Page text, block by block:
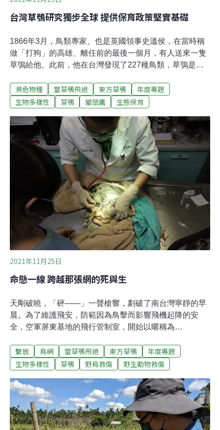
台灣草鴞研究獨步全球 提供保育政策堅實基礎
1866年3月，鳥類專家、也是英國領事史溫侯，在當時稱
做「打狗」的高雄、離任前的最後一個月，有人送來一隻
草鴞給他。此前，他在台灣發現了227種鳥類，草鴞是在
界，草鴞長期以來都還是謎樣的物種。直到近年，我們才
剛剛開始對牠有了稍微多一些的認識。童年初遇草鴞 成就
在醜得很可愛。」早在童年時期，蔡若詩便曾初遇草鴞。
當時住在霧社的蔡若詩，在路邊見到了遭人抓來販賣的草
鴞雛鳥，那幾張望向他的獨特臉龐，讓他久久無法忘懷，
事後忍不住央求知情的大人帶他前往抓捕草鴞的現場。
「那裡是靜觀，比霧社還要更深山些。」早已不見鳥蹤的
巢穴周遭，只見一地的老鼠骨骸。蔡若詩所敘述的這個地
點頗出人意料，居然不在一般所認知的平原或淺山，「那
裡海拔雖高卻不是森林環境，而是崩塌地形，並且視野相
當開闊，其中剛好有一小塊緩坡的高草地，牠的
瀕危物種 當草鴞飛過 東方草鴞
年度專題
生物多樣性
草鴞 貓頭鷹 生態保育
2021年11月25日
命懸一線 跨越那張網的死與生
天剛破曉，「砰——」一聲槍響，劃破了南台灣寧靜的早
晨。為了維護飛安，防範因為鳥擊而影響飛機起降的安
全，空軍屏東基地的飛行管制室，開始以暱稱為
了檢視跑道，巡查機場內為防止飛鳥闖入而架設的鳥網也
是重點工作之一，因過程中有機會發現瀕危的保育類草鴞
草生環境日益縮減，而軍方機場周邊相當空曠，且有大片
草生地，因而成為草鴞棲地環境之一。誤中機場鳥網 分秒
必爭搶生機「中網的鳥最怕在太陽下曝曬，脫水而亡。」
這是有著豐富野生動物救傷經驗的曾翌碩最為擔心的事，
繫放 鳥網 當草鴞飛過 東方草鴞
年度專題
生物多樣性
草鴞 野鳥救傷 野生動物救傷